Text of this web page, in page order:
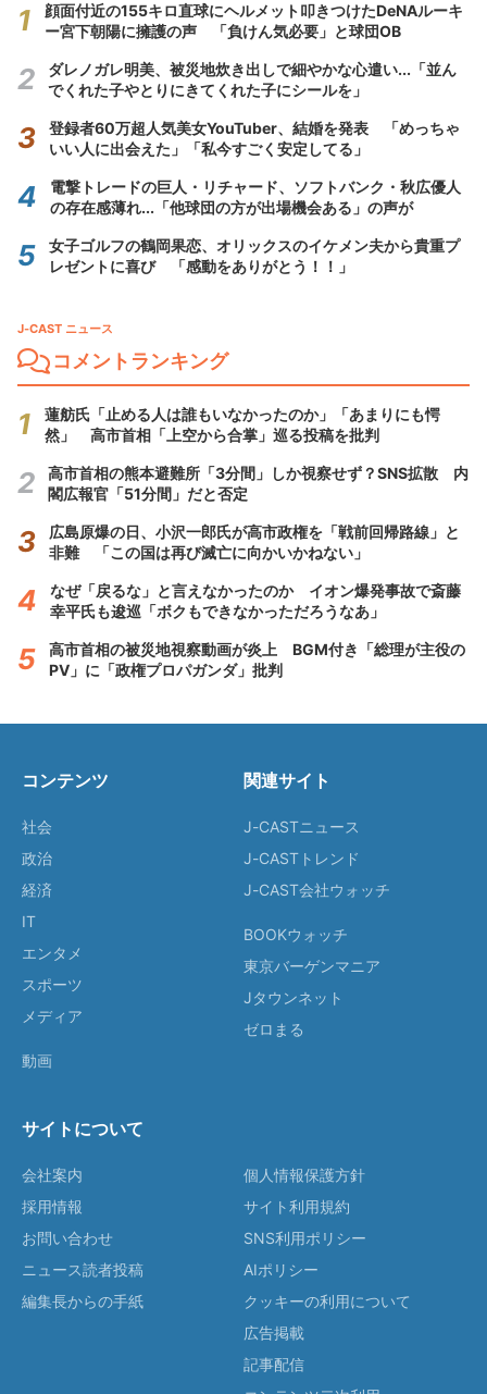
顔面付近の155キロ直球にヘルメット叩きつけたDeNAルーキ
ー宮下朝陽に擁護の声 「負けん気必要」と球団OB
ダレノガレ明美、被災地炊き出しで細やかな心遣い...「並ん
でくれた子やとりにきてくれた子にシールを」
登録者60万超人気美女YouTuber、結婚を発表 「めっちゃ
いい人に出会えた」「私今すごく安定してる」
電撃トレードの巨人・リチャード、ソフトバンク・秋広優人
の存在感薄れ...「他球団の方が出場機会ある」の声が
女子ゴルフの鶴岡果恋、オリックスのイケメン夫から貴重プ
レゼントに喜び 「感動をありがとう！！」
J-CAST ニュース
コメントランキング
蓮舫氏「止める人は誰もいなかったのか」「あまりにも愕
然」 高市首相「上空から合掌」巡る投稿を批判
高市首相の熊本避難所「3分間」しか視察せず？SNS拡散 内
閣広報官「51分間」だと否定
広島原爆の日、小沢一郎氏が高市政権を「戦前回帰路線」と
非難 「この国は再び滅亡に向かいかねない」
なぜ「戻るな」と言えなかったのか イオン爆発事故で斎藤
幸平氏も逡巡「ボクもできなかっただろうなあ」
高市首相の被災地視察動画が炎上 BGM付き「総理が主役の
PV」に「政権プロパガンダ」批判
コンテンツ
社会
政治
経済
IT
エンタメ
スポーツ
メディア
動画
関連サイト
J-CASTニュース
J-CASTトレンド
J-CAST会社ウォッチ
BOOKウォッチ
東京バーゲンマニア
Jタウンネット
ゼロまる
サイトについて
会社案内
採用情報
お問い合わせ
ニュース読者投稿
編集長からの手紙
個人情報保護方針
サイト利用規約
SNS利用ポリシー
AIポリシー
クッキーの利用について
広告掲載
記事配信